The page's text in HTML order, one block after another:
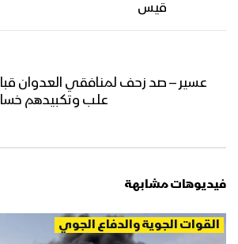
قيس
عسير – صد زحف لمنافقي العدوان
علب وتكبيدهم
فيديوهات مشابهة
القوات الجوية والدفاع الجوي